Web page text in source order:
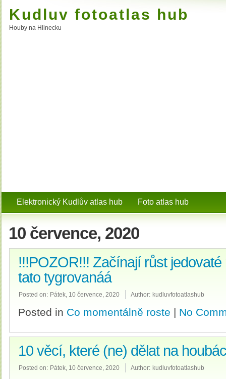
Kudluv fotoatlas hub
Houby na Hlinecku
Elektronický Kudlův atlas hub Foto atlas hub
10 července, 2020
!!!POZOR!!! Začínají růst
tato tygrovanáá
Posted on: Pátek, 10 července, 2020 Author: kudluvfotoatlashub
Posted in Co momentálně roste | No
10 věcí, které (ne) dělat na
Posted on: Pátek, 10 července, 2020 Author: kudluvfotoatlashub